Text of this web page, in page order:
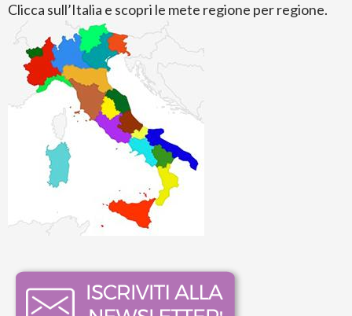
Clicca sull’Italia e scopri le mete regione per regione.